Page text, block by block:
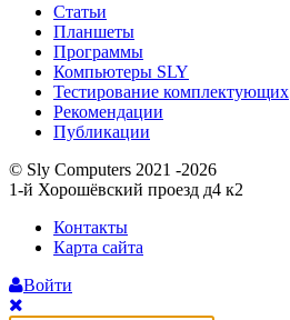
Статьи
Планшеты
Программы
Компьютеры SLY
Тестирование комплектующих
Рекомендации
Публикации
© Sly Computers 2021 -2026
1-й Хорошёвский проезд д4 к2
Контакты
Карта сайта
Войти